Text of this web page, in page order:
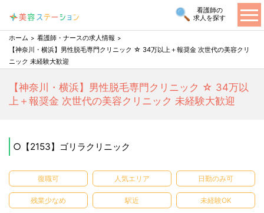
看護師の
求人を探す
ホーム
看護師・ナースの求人情報
【神奈川・横浜】男性脱毛専門クリニック ☆ 34万以上＋報奨金 次世代の美容クリ
ニック 未経験大歓迎
【神奈川・横浜】男性脱毛専門クリニック ☆ 34万以
上＋報奨金 次世代の美容クリニック 未経験大歓迎
○【2153】ゴリラクリニック
復職可 人気エリア 日勤のみ可
残業少なめ 駅近 未経験OK